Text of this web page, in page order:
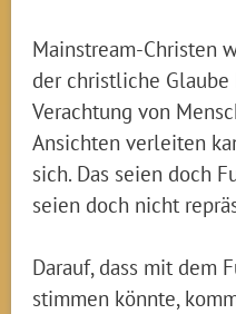
Mainstream-Christen
der christliche Glaube
Verachtung von
Ansichten verleiten
sich. Das seien doch
seien doch nicht
Darauf, dass mit dem
stimmen könnte,